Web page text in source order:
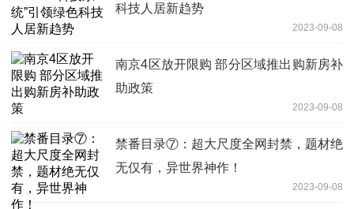
科技人居新趋势
2023-09-08
南京4区放开限购 部分区域推出购新房补
助政策
2023-09-08
禁番目录⑦：超大尺度全网封禁，题材绝
无仅有，异世界神作！
2023-09-08